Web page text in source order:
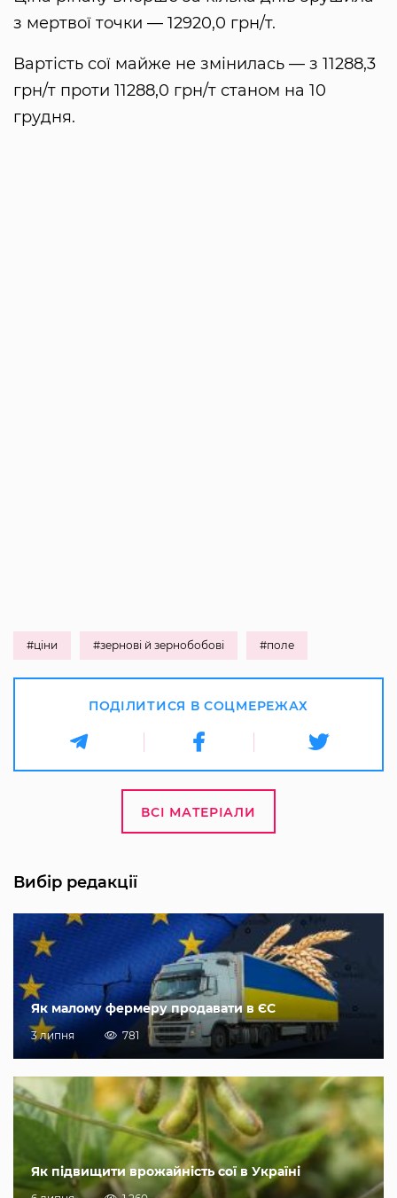
з мертвої точки — 12920,0 грн/т.
Вартість сої майже не змінилась — з 11288,3
грн/т проти 11288,0 грн/т станом на 10
грудня.
#ціни #зернові й зернобобові #поле
ПОДІЛИТИСЯ В СОЦМЕРЕЖАХ
ВСІ МАТЕРІАЛИ
Вибір редакції
Як малому фермеру продавати в ЄС
3 липня 781
Як підвищити врожайність сої в Україні